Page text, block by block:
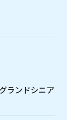
ランドシニア